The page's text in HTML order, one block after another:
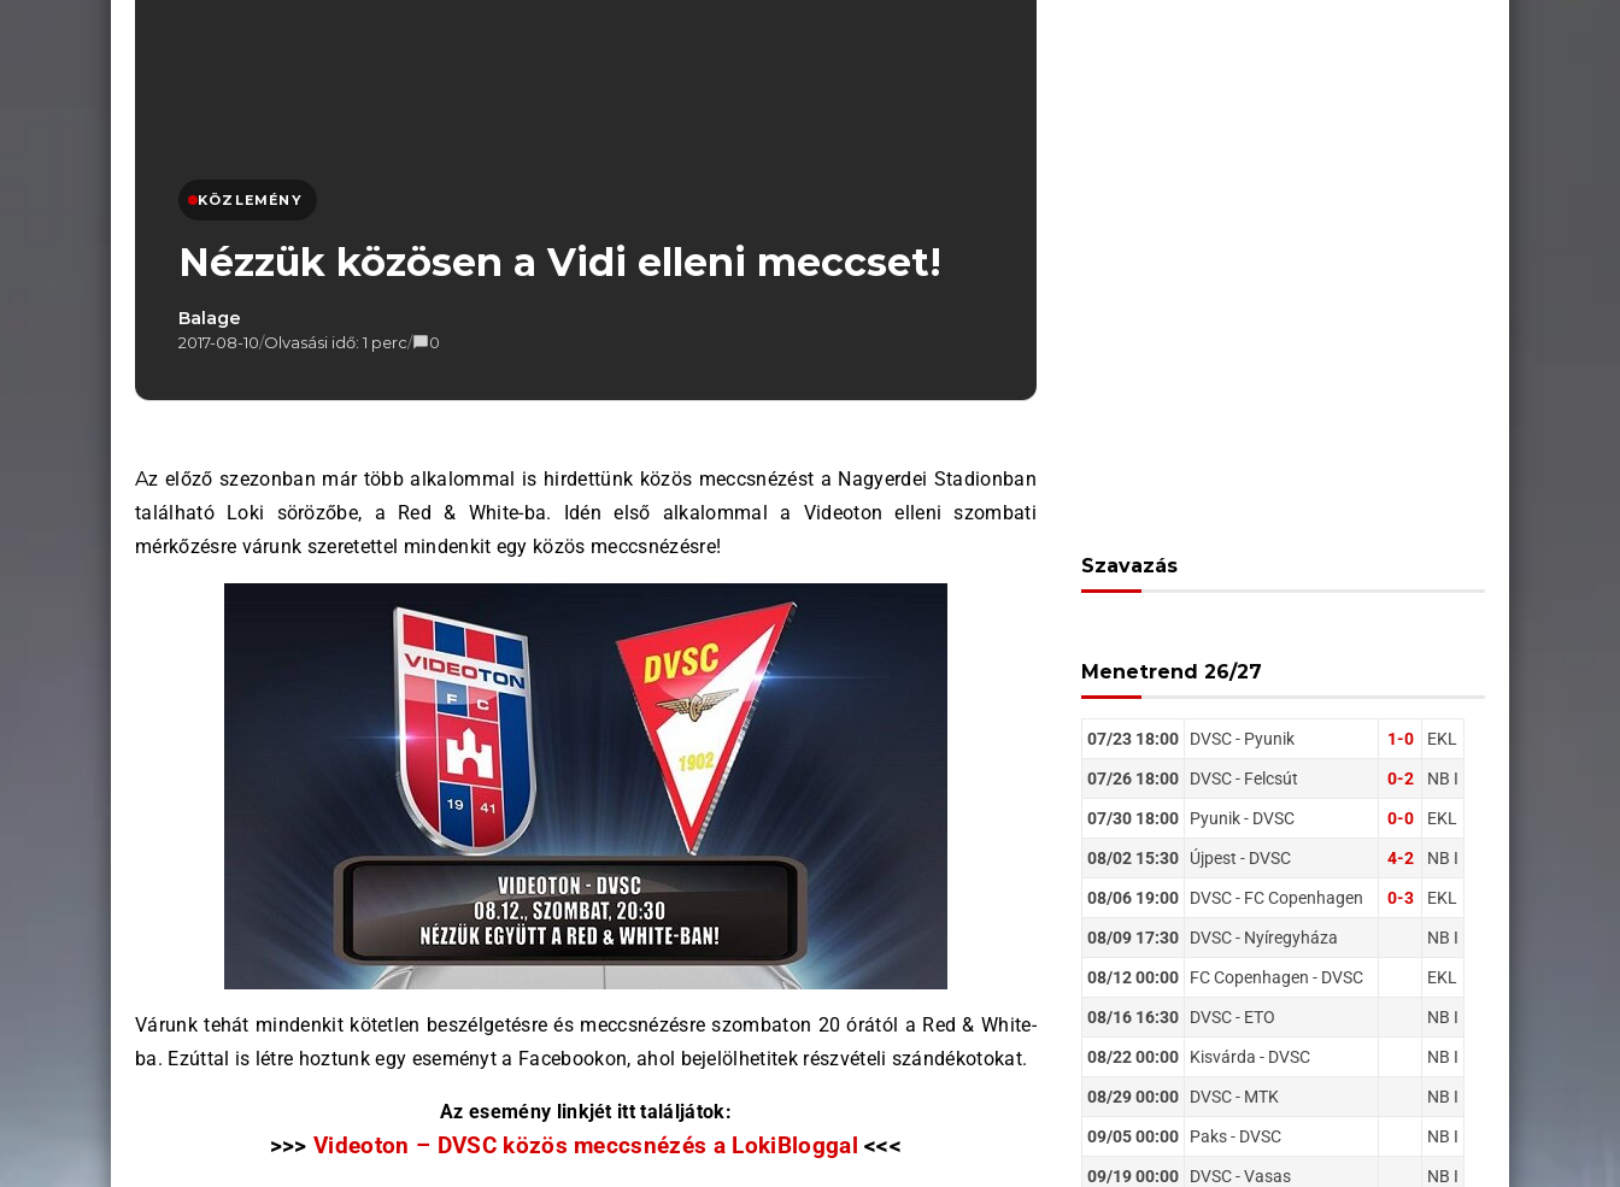
KÖZLEMÉNY
Nézzük közösen a Vidi elleni meccset!
Balage
2017-08-10/Olvasási idő: 1 perc/ 0
Az előző szezonban már több alkalommal is hirdettünk közös meccsnézést a Nagyerdei Stadionban
található Loki sörözőbe, a Red & White-ba. Idén első alkalommal a Videoton elleni szombati
mérkőzésre várunk szeretettel mindenkit egy közös meccsnézésre!
Várunk tehát mindenkit kötetlen beszélgetésre és meccsnézésre szombaton 20 órától a Red & White-
ba. Ezúttal is létre hoztunk egy eseményt a Facebookon, ahol bejelölhetitek részvételi szándékotokat.
Az esemény linkjét itt találjátok:
>>>Videoton – DVSC közös meccsnézés a LokiBloggal <<<
Szavazás
Menetrend 26/27
07/23 18:00 DVSC - Pyunik 1-0 EKL
07/26 18:00 DVSC - Felcsút 0-2 NB I
07/30 18:00 Pyunik - DVSC 0-0 EKL
08/02 15:30 Újpest - DVSC 4-2 NB I
08/06 19:00 DVSC - FC Copenhagen 0-3 EKL
08/09 17:30 DVSC - Nyíregyháza NB I
08/12 00:00 FC Copenhagen - DVSC EKL
08/16 16:30 DVSC - ETO NB I
08/22 00:00 Kisvárda - DVSC NB I
08/29 00:00 DVSC - MTK NB I
09/05 00:00 Paks - DVSC NB I
09/19 00:00 DVSC - Vasas NB I